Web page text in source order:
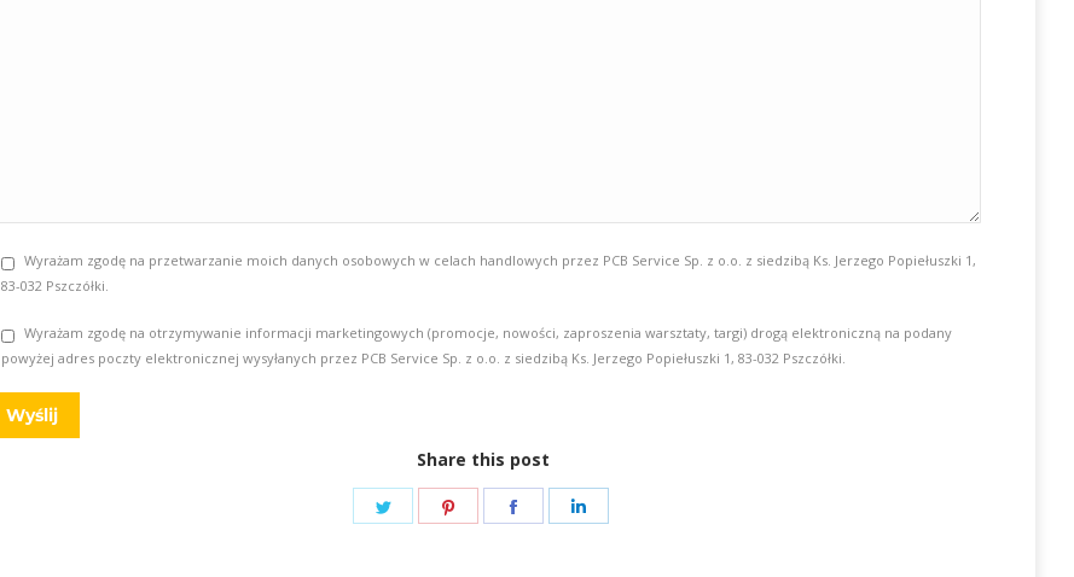
Wyrażam zgodę na przetwarzanie moich danych osobowych w celach handlowych przez PCB Service Sp. z o.o. z siedzibą Ks. Jerzego Popiełuszki 1,
83-032 Pszczółki.
Wyrażam zgodę na otrzymywanie informacji marketingowych (promocje, nowości, zaproszenia warsztaty, targi) drogą elektroniczną na podany
powyżej adres poczty elektronicznej wysyłanych przez PCB Service Sp. z o.o. z siedzibą Ks. Jerzego Popiełuszki 1, 83-032 Pszczółki.
Share this post
Share
Share
Share